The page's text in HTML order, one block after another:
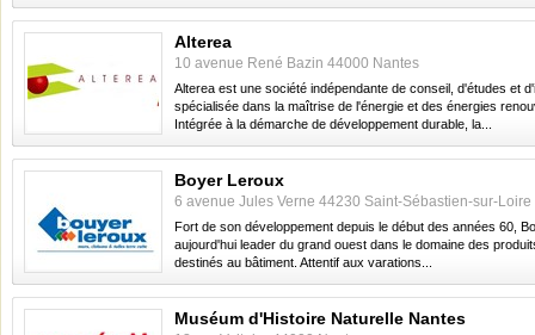
Alterea
10 avenue René Bazin 44000 Nantes
Alterea est une société indépendante de conseil, d'études et
spécialisée dans la maîtrise de l'énergie et des énergies
Intégrée à la démarche de développement durable, la...
Boyer Leroux
6 avenue Jules Verne 44230 Saint-Sébastien-sur-Loire
Fort de son développement depuis le début des années 60,
aujourd'hui leader du grand ouest dans le domaine des
destinés au bâtiment. Attentif aux varations...
Muséum d'Histoire Naturelle Nantes